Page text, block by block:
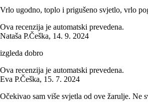
Vrlo ugodno, toplo i prigušeno svjetlo, vrlo
Ova recenzija je automatski prevedena.
Nataša P.Češka, 14. 9. 2024
izgleda dobro
Ova recenzija je automatski prevedena.
Eva P.Češka, 15. 7. 2024
Očekivao sam više svjetla od ove žarulje. Ne